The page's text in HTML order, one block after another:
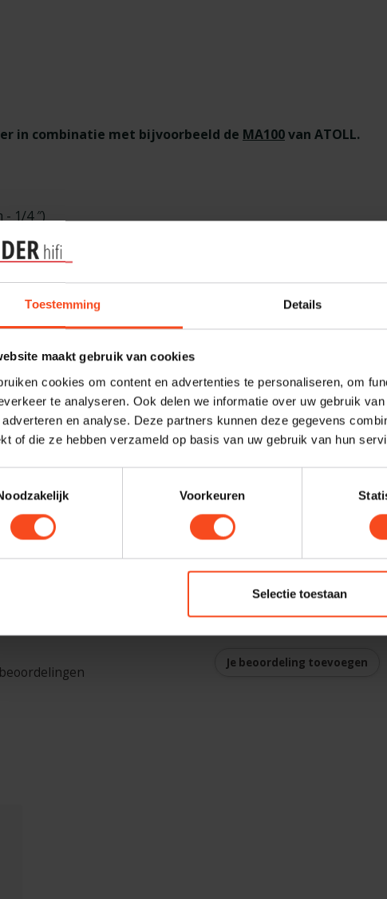
Toestemming Details
maakt gebruik van cookies
cookies om content en advertenties te personaliseren, om
te analyseren. Ook delen we informatie over uw gebruik
adverteren en analyse. Deze partners kunnen deze gegevens
of die ze hebben verzameld op basis van uw gebruik van hun
Voorkeuren
Selectie toestaan
in combinatie met bijvoorbeeld de MA100van ATOLL.
1/4 ″)
van volume en bronnen)
beoordelingen
Je beoordeling toevoegen